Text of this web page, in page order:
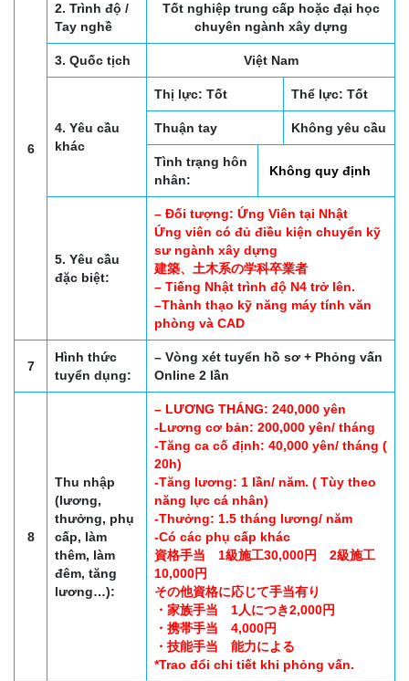
6
2. Trình độ /
Tay nghề
Tốt nghiệp trung cấp hoặc đại học
chuyên ngành xây dựng
3. Quốc tịch Việt Nam
4. Yêu cầu
khác
Thị lực: Tốt Thể lực: Tốt
Thuận tay Không yêu cầu
Tình trạng hôn
nhân:
Không quy định
5. Yêu cầu
đặc biệt:
– Đối tượng: Ứng Viên tại Nhật
Ứng viên có đủ điều kiện chuyển kỹ
sư ngành xây dựng
建築、土木系の学科卒業者
– Tiếng Nhật trình độ N4 trở lên.
–Thành thạo kỹ năng máy tính văn
phòng và CAD
7
Hình thức
tuyển dụng:
– Vòng xét tuyển hồ sơ + Phỏng vấn
Online 2 lần
8
Thu nhập
(lương,
thưởng, phụ
cấp, làm
thêm, làm
đêm, tăng
lương…):
– LƯƠNG THÁNG: 240,000 yên
-Lương cơ bản: 200,000 yên/ tháng
-Tăng ca cố định: 40,000 yên/ tháng (
20h)
-Tăng lương: 1 lần/ năm. ( Tùy theo
năng lực cá nhân)
-Thưởng: 1.5 tháng lương/ năm
-Có các phụ cấp khác
資格手当 1級施工30,000円 2級施工
10,000円
その他資格に応じて手当有り
・家族手当 1人につき2,000円
・携帯手当 4,000円
・技能手当 能力による
*Trao đổi chi tiết khi phỏng vấn.